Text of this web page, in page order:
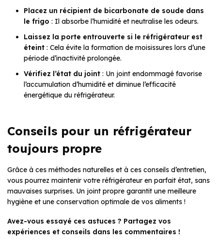
Placez un récipient de bicarbonate de soude dans
le frigo : Il absorbe l’humidité et neutralise les odeurs.
Laissez la porte entrouverte si le réfrigérateur est
éteint : Cela évite la formation de moisissures lors d’une
période d’inactivité prolongée.
Vérifiez l’état du joint : Un joint endommagé favorise
l’accumulation d’humidité et diminue l’efficacité
énergétique du réfrigérateur.
Conseils pour un réfrigérateur
toujours propre
Grâce à ces méthodes naturelles et à ces conseils d’entretien,
vous pourrez maintenir votre réfrigérateur en parfait état, sans
mauvaises surprises. Un joint propre garantit une meilleure
hygiène et une conservation optimale de vos aliments !
Avez-vous essayé ces astuces ? Partagez vos
expériences et conseils dans les commentaires !